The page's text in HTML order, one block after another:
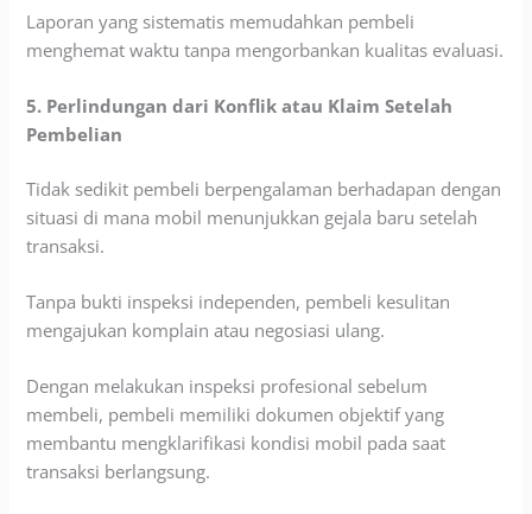
Laporan yang sistematis memudahkan pembeli
menghemat waktu tanpa mengorbankan kualitas evaluasi.
5. Perlindungan dari Konflik atau Klaim Setelah
Pembelian
Tidak sedikit pembeli berpengalaman berhadapan dengan
situasi di mana mobil menunjukkan gejala baru setelah
transaksi.
Tanpa bukti inspeksi independen, pembeli kesulitan
mengajukan komplain atau negosiasi ulang.
Dengan melakukan inspeksi profesional sebelum
membeli, pembeli memiliki dokumen objektif yang
membantu mengklarifikasi kondisi mobil pada saat
transaksi berlangsung.